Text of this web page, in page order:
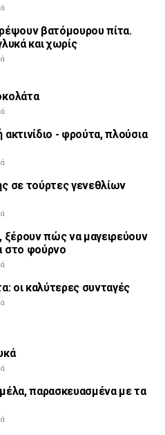
βατόμουρου πίτα.
και χωρίς
ακτινίδιο - φρούτα, πλούσια
σε τούρτες γενεθλίων
ξέρουν πώς να μαγειρεύουν
στο φούρνο
οι καλύτερες συνταγές
παρασκευασμένα με τα